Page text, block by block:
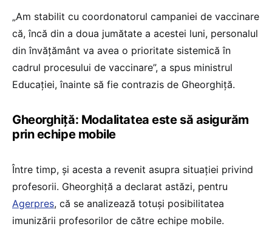
„Am stabilit cu coordonatorul campaniei de vaccinare
că, încă din a doua jumătate a acestei luni, personalul
din învăţământ va avea o prioritate sistemică în
cadrul procesului de vaccinare”, a spus ministrul
Educației, înainte să fie contrazis de Gheorghiță.
Gheorghiță: Modalitatea este să asigurăm
prin echipe mobile
Între timp, și acesta a revenit asupra situației privind
profesorii. Gheorghiţă a declarat astăzi, pentru
Agerpres, că se analizează totuși posibilitatea
imunizării profesorilor de către echipe mobile.